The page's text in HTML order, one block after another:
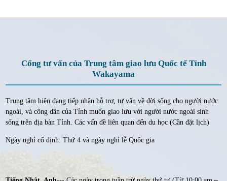
Cổng tư vấn của Trung tâm giao lưu Quốc tế Tỉnh
Wakayama
Trung tâm hiện đang tiếp nhận hỗ trợ, tư vấn về đời sống cho người nước
ngoài, và công dân của Tỉnh muốn giao lưu với người nước ngoài sinh
sống trên địa bàn Tỉnh. Các vấn đề liên quan đến du học (Cần đặt lịch)
Ngày nghỉ cố định: Thứ 4 và ngày nghỉ lễ Quốc gia